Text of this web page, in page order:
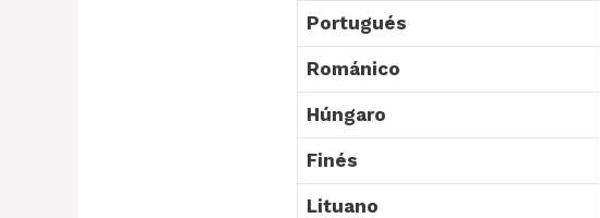
Portugués
Románico
Húngaro
Finés
Lituano